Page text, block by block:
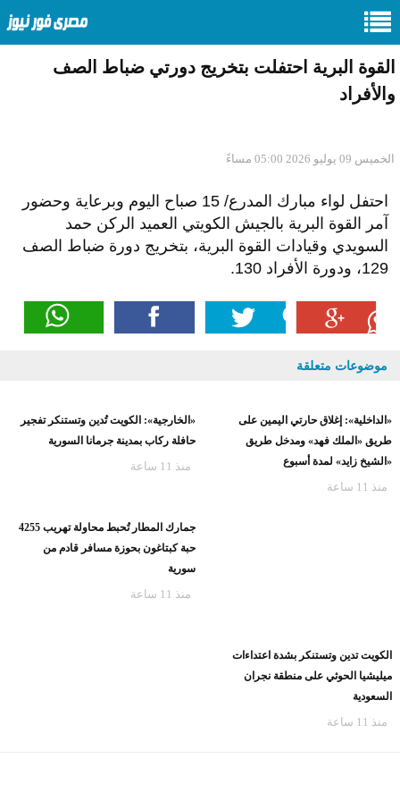
القوة البرية احتفلت بتخريج دورتي ضباط الصف
والأفراد
الخميس 09 يوليو 2026 05:00 مساءً
احتفل لواء مبارك المدرع/ 15 صباح اليوم وبرعاية وحضور
آمر القوة البرية بالجيش الكويتي العميد الركن حمد
السويدي وقيادات القوة البرية، بتخريج دورة ضباط الصف
129، ودورة الأفراد 130.
موضوعات متعلقة
«الداخلية»: إغلاق حارتي اليمين على
طريق «الملك فهد» ومدخل طريق
«الشيخ زايد» لمدة أسبوع
منذ 11 ساعة
«الخارجية»: الكويت تُدين وتستنكر تفجير
حافلة ركاب بمدينة جرمانا السورية
منذ 11 ساعة
جمارك المطار تُحبط محاولة تهريب 4255
حبة كبتاغون بحوزة مسافر قادم من
سورية
منذ 11 ساعة
الكويت تدين وتستنكر بشدة اعتداءات
ميليشيا الحوثي على منطقة نجران
السعودية
منذ 11 ساعة